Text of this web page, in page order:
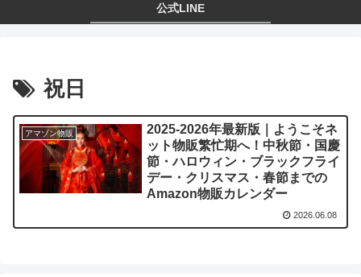
公式LINE
祝日
アマゾン物販
2025-2026年最新版｜ようこそネ
ット物販繁忙期へ！中秋節・国慶
節・ハロウィン・ブラックフライ
デー・クリスマス・春節までの
Amazon物販カレンダー
2026.06.08